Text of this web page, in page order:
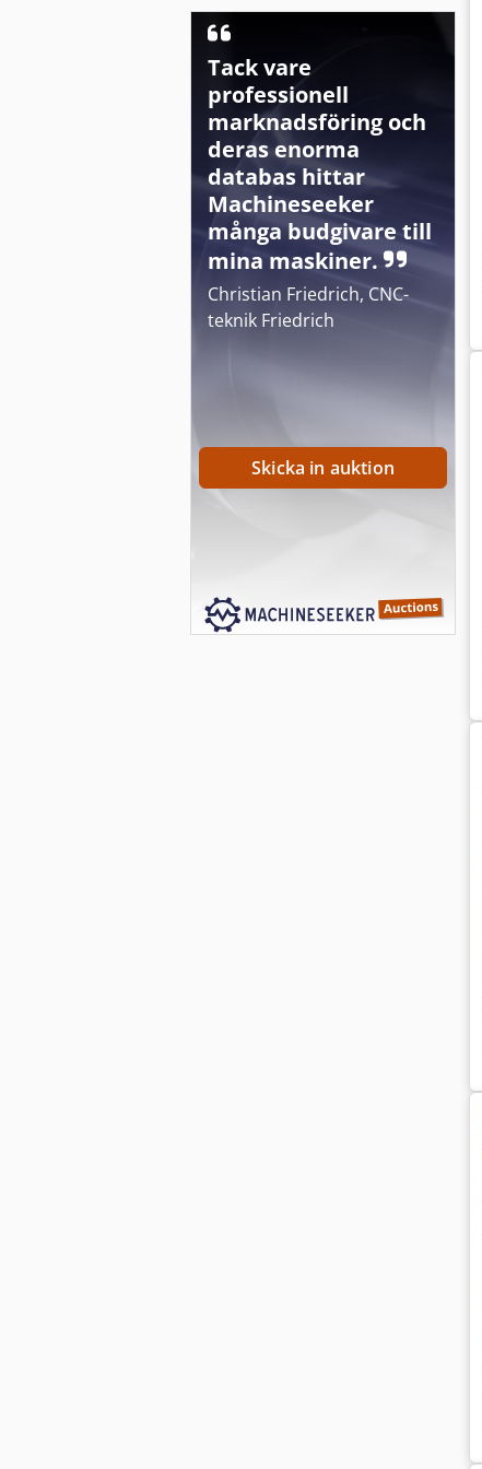
Tack vare
professionell
marknadsföring och
deras enorma
databas hittar
Machineseeker
många budgivare till
mina maskiner.
Christian Friedrich, CNC-
teknik Friedrich
Skicka in auktion